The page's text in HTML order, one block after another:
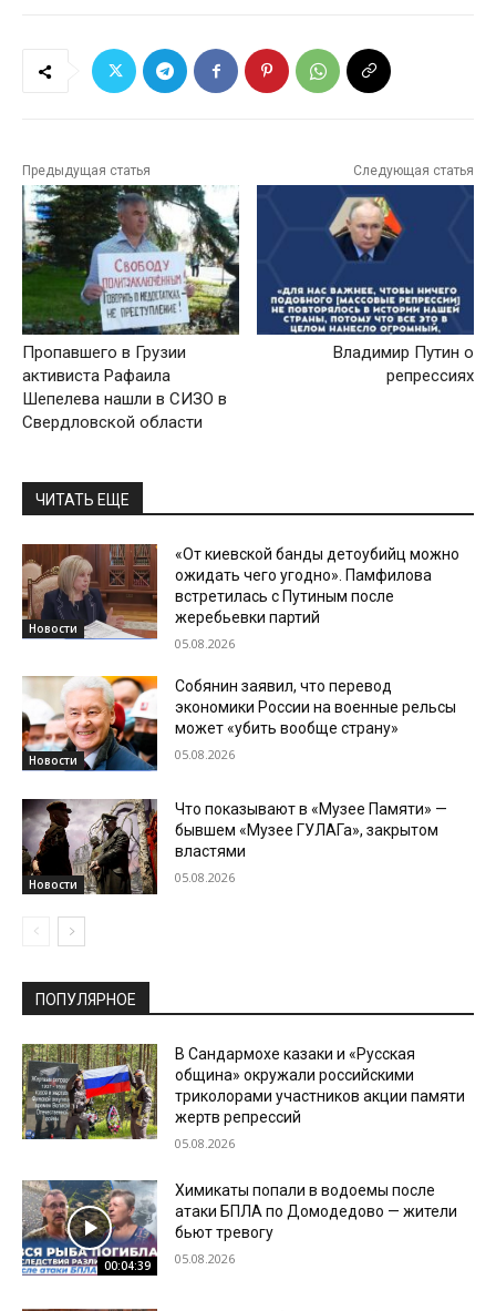
Предыдущая статья
Пропавшего в Грузии
активиста Рафаила
Шепелева нашли в СИЗО в
Свердловской области
Следующая статья
Владимир Путин о
репрессиях
ЧИТАТЬ ЕЩЕ
Новости
«От киевской банды детоубийц можно
ожидать чего угодно». Памфилова
встретилась с Путиным после
жеребьевки партий
05.08.2026
Новости
Собянин заявил, что перевод
экономики России на военные рельсы
может «убить вообще страну»
05.08.2026
Новости
Что показывают в «Музее Памяти» —
бывшем «Музее ГУЛАГа», закрытом
властями
05.08.2026
ПОПУЛЯРНОЕ
В Сандармохе казаки и «Русская
община» окружали российскими
триколорами участников акции памяти
жертв репрессий
05.08.2026
00:04:39
Химикаты попали в водоемы после
атаки БПЛА по Домодедово — жители
бьют тревогу
05.08.2026